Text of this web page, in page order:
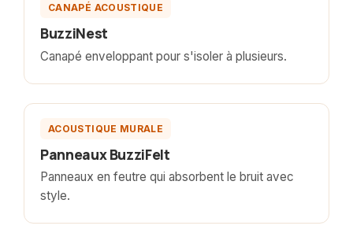
CANAPÉ ACOUSTIQUE
BuzziNest
Canapé enveloppant pour s'isoler à plusieurs.
ACOUSTIQUE MURALE
Panneaux BuzziFelt
Panneaux en feutre qui absorbent le bruit avec
style.